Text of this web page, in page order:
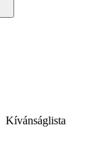
Kívánságlista